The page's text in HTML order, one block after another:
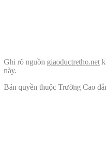
Ghi rõ nguồn giaoductretho.net
này.
Bản quyền thuộc Trường Cao